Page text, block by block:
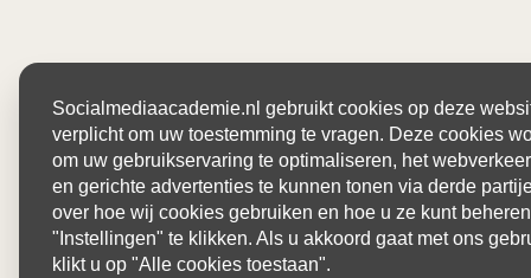
Socialmediaacademie.nl gebruikt cookies op deze
verplicht om uw toestemming te vragen. Deze cookies
om uw gebruikservaring te optimaliseren, het
en gerichte advertenties te kunnen tonen via derde
over hoe wij cookies gebruiken en hoe u ze kunt
"Instellingen" te klikken. Als u akkoord gaat met ons
klikt u op "Alle cookies toestaan".